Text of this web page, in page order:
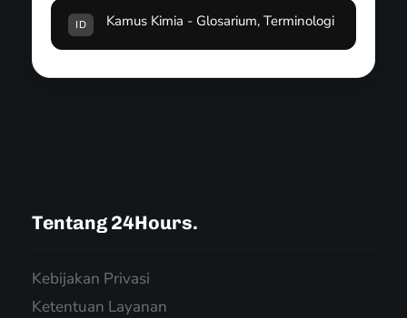
ID Kamus Kimia - Glosarium, Terminologi
Tentang 24Hours.
Kebijakan Privasi
Ketentuan Layanan